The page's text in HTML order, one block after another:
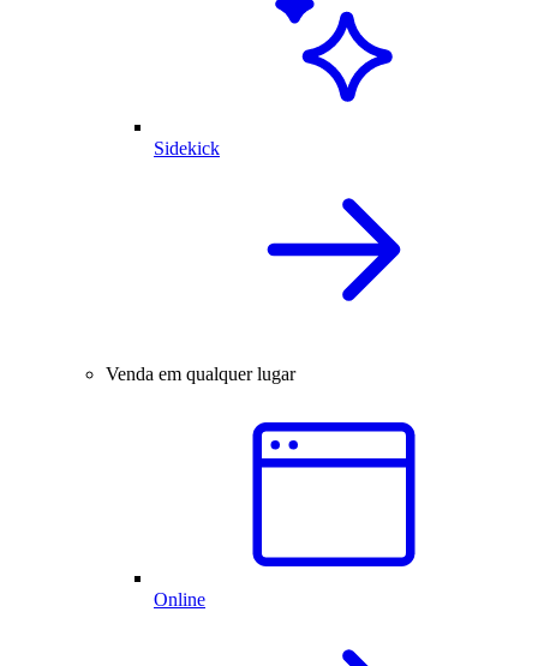
Sidekick
Venda em qualquer lugar
Online